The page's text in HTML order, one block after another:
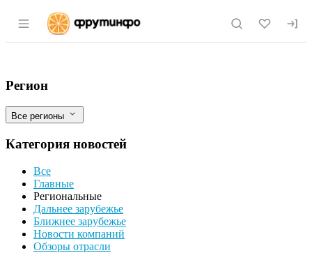
Раздел навигации по сайту fruitinfo.ru
Производство рапсового мала будет
Фильтры
Регион
Все регионы
Категория новостей
Все
Главные
Региональные
Дальнее зарубежье
Ближнее зарубежье
Новости компаний
Обзоры отрасли